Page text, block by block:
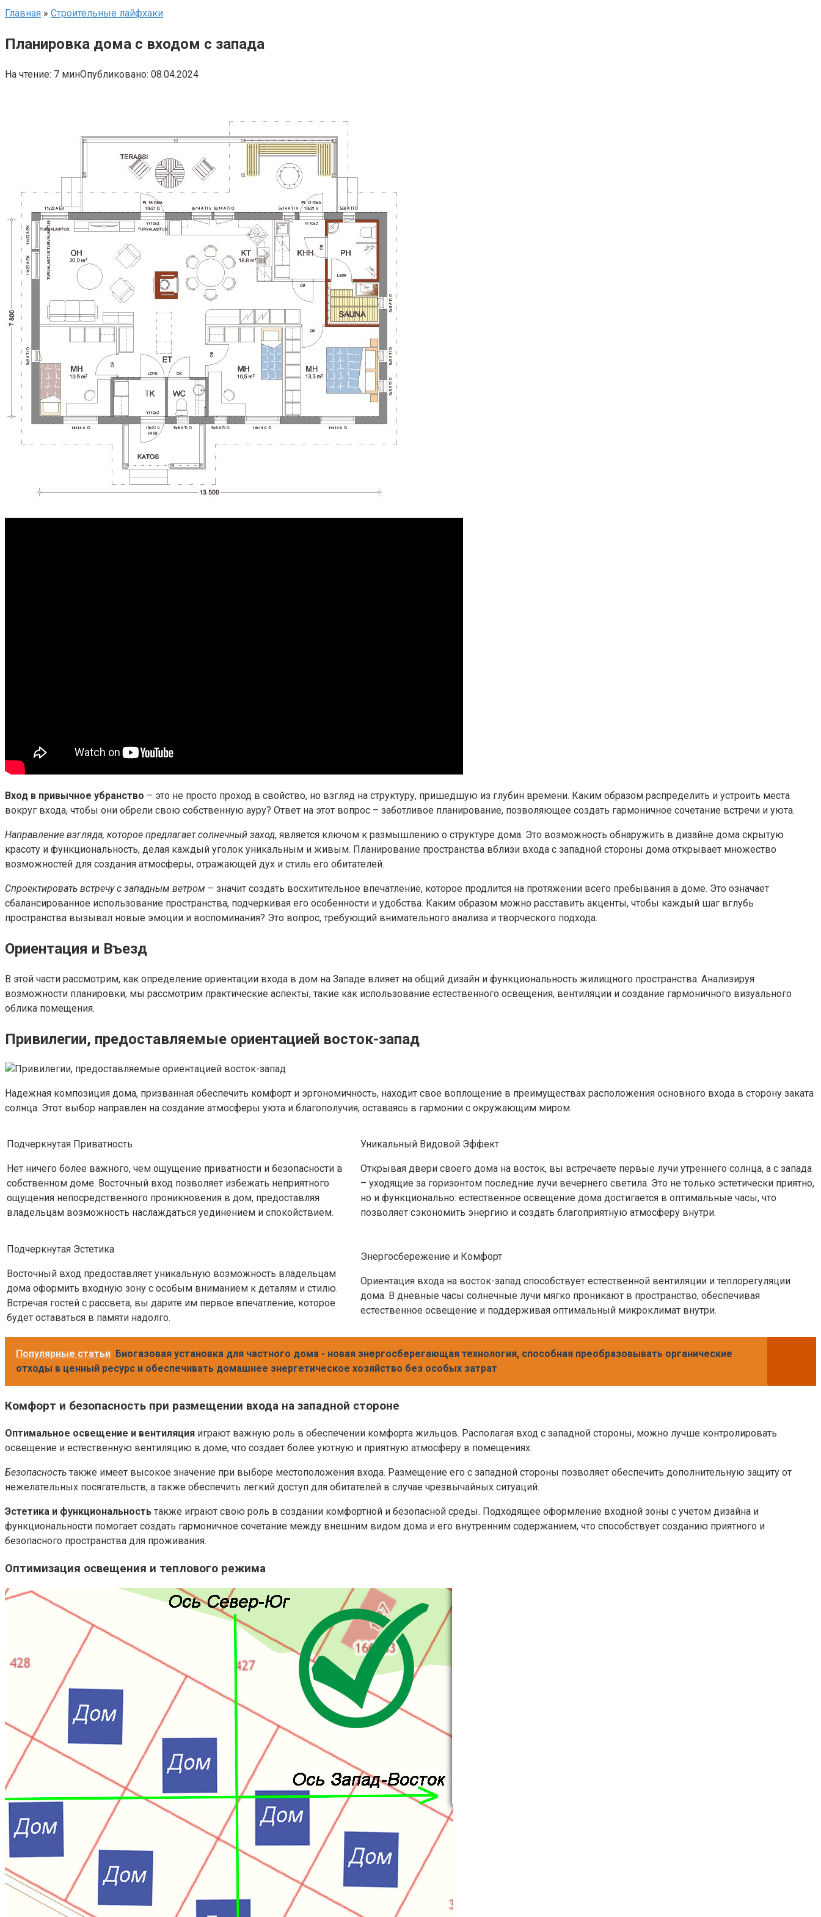
Главная » Строительные лайфхаки
Планировка дома с входом с запада
На чтение: 7 минОпубликовано: 08.04.2024
Вход в привычное убранство – это не просто проход в свойство, но взгляд на структуру, пришедшую из глубин времени. Каким образом распределить и устроить места
вокруг входа, чтобы они обрели свою собственную ауру? Ответ на этот вопрос – заботливое планирование, позволяющее создать гармоничное сочетание встречи и уюта.
Направление взгляда, которое предлагает солнечный заход, является ключом к размышлению о структуре дома. Это возможность обнаружить в дизайне дома скрытую
красоту и функциональность, делая каждый уголок уникальным и живым. Планирование пространства вблизи входа с западной стороны дома открывает множество
возможностей для создания атмосферы, отражающей дух и стиль его обитателей.
Спроектировать встречу с западным ветром – значит создать восхитительное впечатление, которое продлится на протяжении всего пребывания в доме. Это означает
сбалансированное использование пространства, подчеркивая его особенности и удобства. Каким образом можно расставить акценты, чтобы каждый шаг вглубь
пространства вызывал новые эмоции и воспоминания? Это вопрос, требующий внимательного анализа и творческого подхода.
Ориентация и Въезд
В этой части рассмотрим, как определение ориентации входа в дом на Западе влияет на общий дизайн и функциональность жилищного пространства. Анализируя
возможности планировки, мы рассмотрим практические аспекты, такие как использование естественного освещения, вентиляции и создание гармоничного визуального
облика помещения.
Привилегии, предоставляемые ориентацией восток-запад
Надежная композиция дома, призванная обеспечить комфорт и эргономичность, находит свое воплощение в преимуществах расположения основного входа в сторону заката
солнца. Этот выбор направлен на создание атмосферы уюта и благополучия, оставаясь в гармонии с окружающим миром.
Подчеркнутая Приватность
Нет ничего более важного, чем ощущение приватности и безопасности в
собственном доме. Восточный вход позволяет избежать неприятного
ощущения непосредственного проникновения в дом, предоставляя
владельцам возможность наслаждаться уединением и спокойствием.
Уникальный Видовой Эффект
Открывая двери своего дома на восток, вы встречаете первые лучи утреннего солнца, а с запада
– уходящие за горизонтом последние лучи вечернего светила. Это не только эстетически приятно,
но и функционально: естественное освещение дома достигается в оптимальные часы, что
позволяет сэкономить энергию и создать благоприятную атмосферу внутри.
Подчеркнутая Эстетика
Восточный вход предоставляет уникальную возможность владельцам
дома оформить входную зону с особым вниманием к деталям и стилю.
Встречая гостей с рассвета, вы дарите им первое впечатление, которое
будет оставаться в памяти надолго.
Энергосбережение и Комфорт
Ориентация входа на восток-запад способствует естественной вентиляции и теплорегуляции
дома. В дневные часы солнечные лучи мягко проникают в пространство, обеспечивая
естественное освещение и поддерживая оптимальный микроклимат внутри.
Популярные статьи Биогазовая установка для частного дома - новая энергосберегающая технология, способная преобразовывать органические
отходы в ценный ресурс и обеспечивать домашнее энергетическое хозяйство без особых затрат
Комфорт и безопасность при размещении входа на западной стороне
Оптимальное освещение и вентиляция играют важную роль в обеспечении комфорта жильцов. Располагая вход с западной стороны, можно лучше контролировать
освещение и естественную вентиляцию в доме, что создает более уютную и приятную атмосферу в помещениях.
Безопасность также имеет высокое значение при выборе местоположения входа. Размещение его с западной стороны позволяет обеспечить дополнительную защиту от
нежелательных посягательств, а также обеспечить легкий доступ для обитателей в случае чрезвычайных ситуаций.
Эстетика и функциональность также играют свою роль в создании комфортной и безопасной среды. Подходящее оформление входной зоны с учетом дизайна и
функциональности помогает создать гармоничное сочетание между внешним видом дома и его внутренним содержанием, что способствует созданию приятного и
безопасного пространства для проживания.
Оптимизация освещения и теплового режима